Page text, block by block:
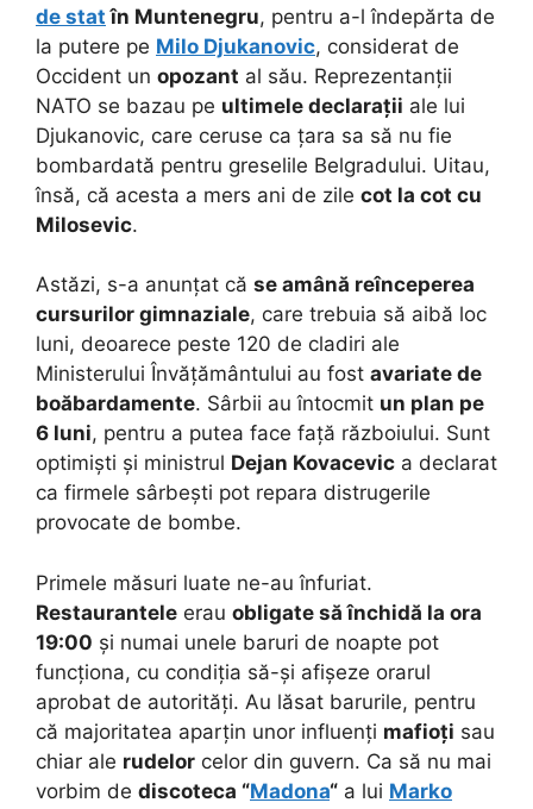
de stat în Muntenegru, pentru a-l îndepărta de
la putere pe Milo Djukanovic, considerat de
Occident un opozant al său. Reprezentanții
NATO se bazau pe ultimele declarații ale lui
Djukanovic, care ceruse ca țara sa să nu fie
bombardată pentru greselile Belgradului. Uitau,
însă, că acesta a mers ani de zile cot la cot cu
Milosevic.
Astăzi, s-a anunțat că se amână reînceperea
cursurilor gimnaziale, care trebuia să aibă loc
luni, deoarece peste 120 de cladiri ale
Ministerului Învățământului au fost avariate de
boăbardamente. Sârbii au întocmit un plan pe
6 luni, pentru a putea face față războiului. Sunt
optimiști și ministrul Dejan Kovacevic a declarat
ca firmele sârbești pot repara distrugerile
provocate de bombe.
Primele măsuri luate ne-au înfuriat.
Restaurantele erau obligate să închidă la ora
19:00 și numai unele baruri de noapte pot
funcționa, cu condiția să-și afișeze orarul
aprobat de autorități. Au lăsat barurile, pentru
că majoritatea aparțin unor influenți mafioți sau
chiar ale rudelor celor din guvern. Ca să nu mai
vorbim de discoteca “Madona“ a lui Marko